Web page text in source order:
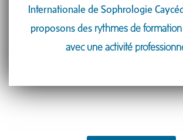
Internationale de Sophrologie
proposons des rythmes de
avec une activité